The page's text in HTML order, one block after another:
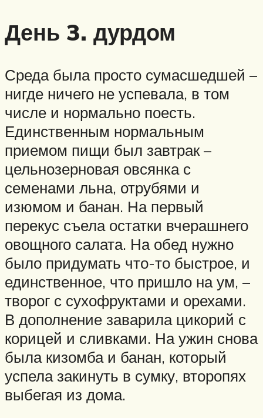
День 3. дурдом
Среда была просто сумасшедшей –
нигде ничего не успевала, в том
числе и нормально поесть.
Единственным нормальным
приемом пищи был завтрак –
цельнозерновая овсянка с
семенами льна, отрубями и
изюмом и банан. На первый
перекус съела остатки вчерашнего
овощного салата. На обед нужно
было придумать что-то быстрое, и
единственное, что пришло на ум, –
творог с сухофруктами и орехами.
В дополнение заварила цикорий с
корицей и сливками. На ужин снова
была кизомба и банан, который
успела закинуть в сумку, второпях
выбегая из дома.